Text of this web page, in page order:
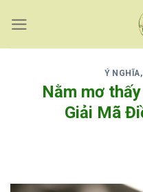
content
Ý
Nằm mơ
Giải Mã